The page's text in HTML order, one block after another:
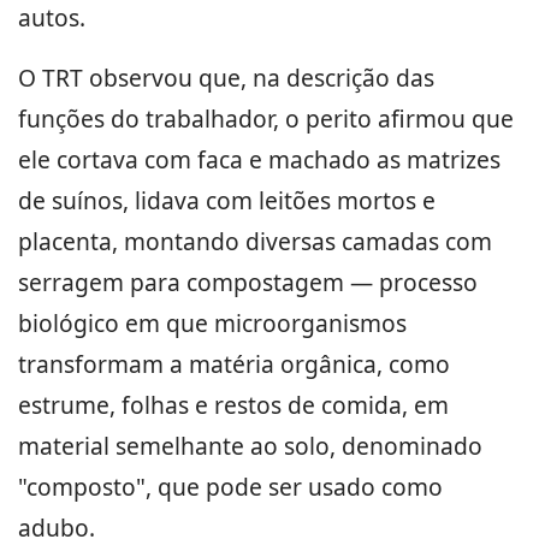
autos.
O TRT observou que, na descrição das
funções do trabalhador, o perito afirmou que
ele cortava com faca e machado as matrizes
de suínos, lidava com leitões mortos e
placenta, montando diversas camadas com
serragem para compostagem — processo
biológico em que microorganismos
transformam a matéria orgânica, como
estrume, folhas e restos de comida, em
material semelhante ao solo, denominado
"composto", que pode ser usado como
adubo.